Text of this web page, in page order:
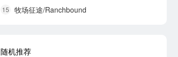
15 牧场征途/Ranchbound
随机推荐